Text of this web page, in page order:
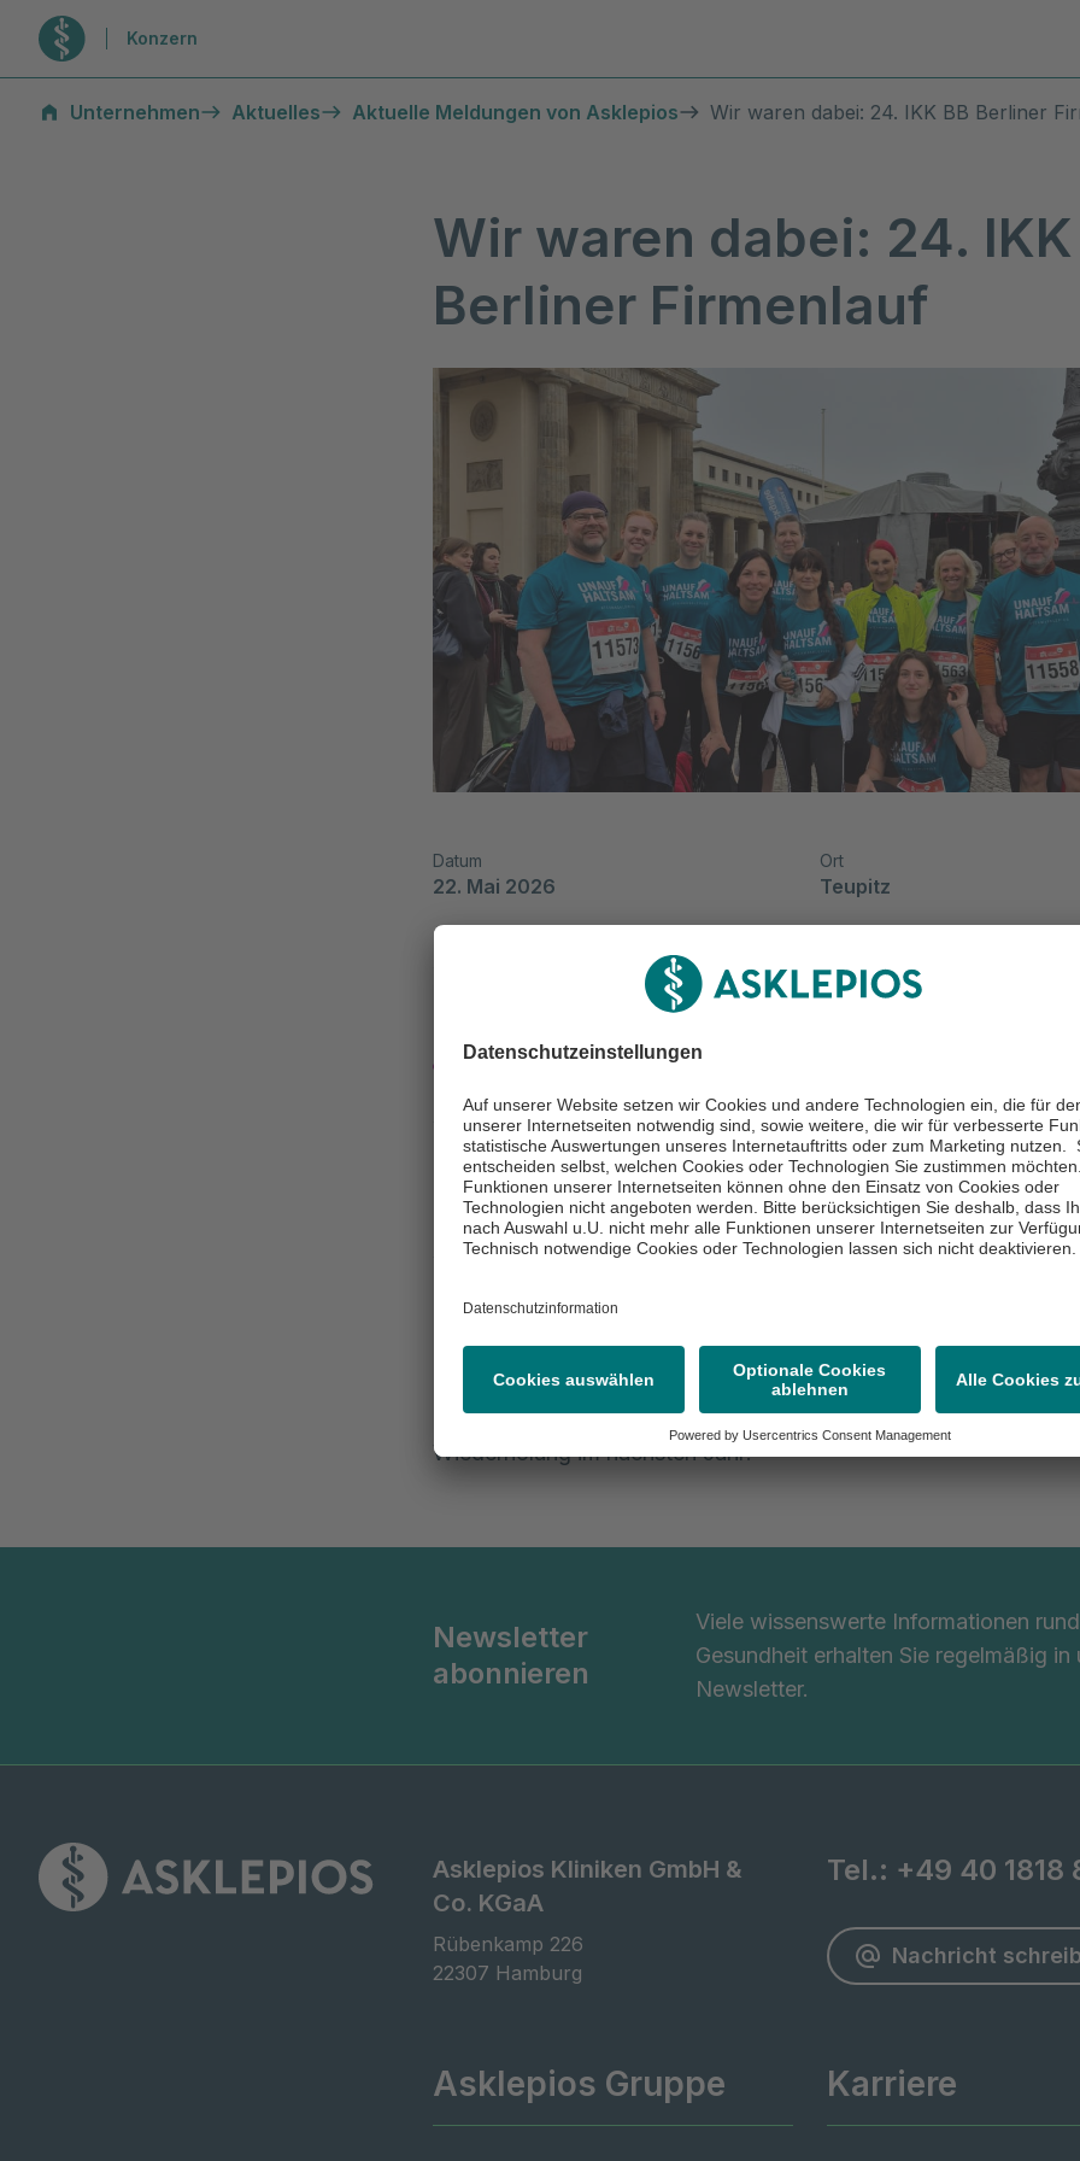
Zur Startseite
Konzern
Unternehmen
Aktuelles Aktuelle Meldungen von Asklepios Wir waren dabei: 24. IKK BB Berliner
Wir waren dabei: 24. IKK
Berliner Firmenlauf
Datum
22. Mai 2026
Ort
Teupitz
Wir waren dabei: 24. IKK BB
Auch in diesem Jahr wollten wir es wissen: Mit elf Läuferinnen
nahm ein Team unseres Asklepios Fachklinikums Teupitz am 24.
Berliner Firmenlauf teil. Unser klares Motto „Unaufhaltsam!“
Der Lauf war auch in diesem Jahr sehr schnell ausgebucht. Bei
Anmeldungen und 1.020 Firmen war Schluss. Wir waren dabei.
haben unsere Teupitzer Läuferinnen und Läufer auf der Strecke
alles gegeben. Wir sind begeistert! Ihr habt unser Asklepios
Teupitz mit einem besonderen Esprit, guter Stimmung und
Motivation auf allerbeste Weise vertreten. Wir freuen uns auf
Wiederholung im nächsten Jahr!
Newsletter
abonnieren
Viele wissenswerte Informationen
Gesundheit erhalten Sie regelmäßig
Newsletter.
Asklepios Kliniken GmbH &
Co. KGaA
Rübenkamp 226
22307 Hamburg
Tel.: +49 40 1818
Nachricht
Asklepios Gruppe Karriere